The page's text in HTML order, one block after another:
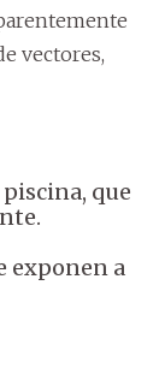
vectores,
que
exponen a